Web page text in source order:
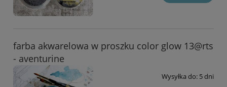
farba akwarelowa w proszku color glow 13@rts
- aventurine
Wysyłka do: 5 dni